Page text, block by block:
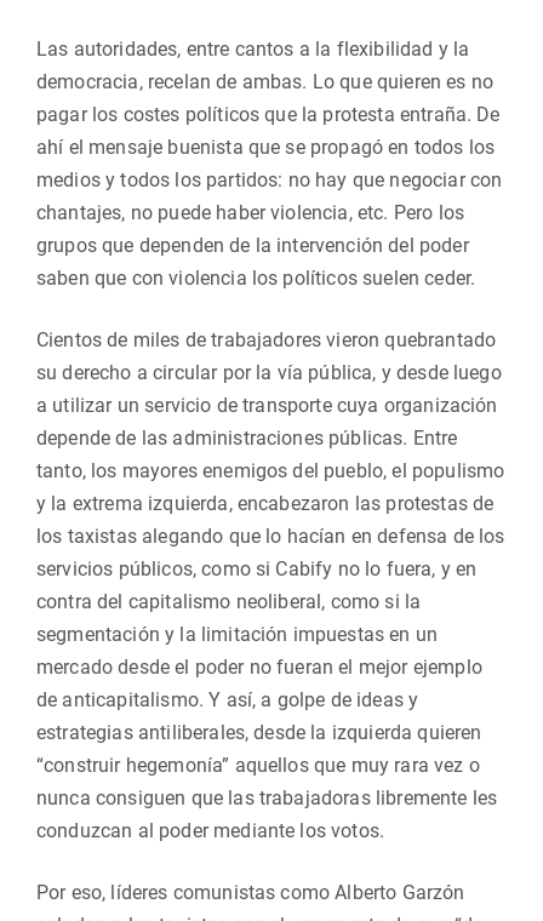
Las autoridades, entre cantos a la flexibilidad y la
democracia, recelan de ambas. Lo que quieren es no
pagar los costes políticos que la protesta entraña. De
ahí el mensaje buenista que se propagó en todos los
medios y todos los partidos: no hay que negociar con
chantajes, no puede haber violencia, etc. Pero los
grupos que dependen de la intervención del poder
saben que con violencia los políticos suelen ceder.
Cientos de miles de trabajadores vieron quebrantado
su derecho a circular por la vía pública, y desde luego
a utilizar un servicio de transporte cuya organización
depende de las administraciones públicas. Entre
tanto, los mayores enemigos del pueblo, el populismo
y la extrema izquierda, encabezaron las protestas de
los taxistas alegando que lo hacían en defensa de los
servicios públicos, como si Cabify no lo fuera, y en
contra del capitalismo neoliberal, como si la
segmentación y la limitación impuestas en un
mercado desde el poder no fueran el mejor ejemplo
de anticapitalismo. Y así, a golpe de ideas y
estrategias antiliberales, desde la izquierda quieren
“construir hegemonía” aquellos que muy rara vez o
nunca consiguen que las trabajadoras libremente les
conduzcan al poder mediante los votos.
Por eso, líderes comunistas como Alberto Garzón